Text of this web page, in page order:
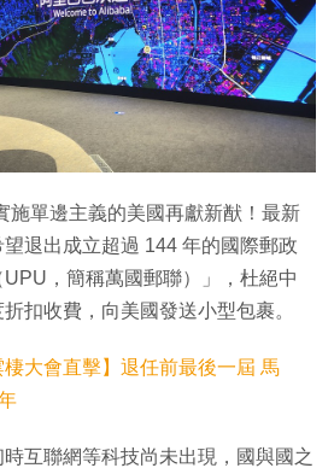
施單邊主義的美國再獻新猷！最新
退出成立超過 144 年的國際郵政
，簡稱萬國郵聯）」，杜絕中
扣收費，向美國發送小型包裹。
棲大會直擊】退任前最後一屆 馬
時互聯網等科技尚未出現，國與國之